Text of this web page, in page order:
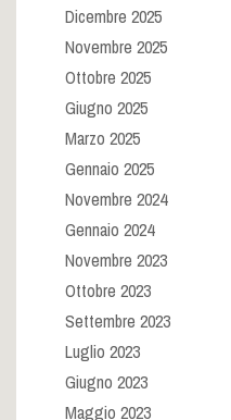
Dicembre 2025
Novembre 2025
Ottobre 2025
Giugno 2025
Marzo 2025
Gennaio 2025
Novembre 2024
Gennaio 2024
Novembre 2023
Ottobre 2023
Settembre 2023
Luglio 2023
Giugno 2023
Maggio 2023